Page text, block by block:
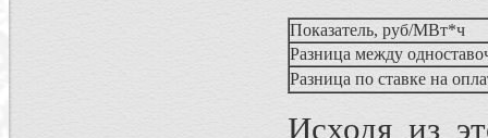
Показатель, руб/МВт*ч
Разница между
Разница по ставке на
Исходя из